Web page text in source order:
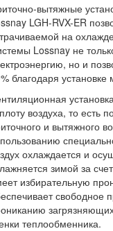
вытяжные
LGH-RVX-ER
на
Lossnay не
но и
благодаря
воздуха, то есть
и вытяжного
охлаждается и
зимой за
избирательную
свободное
теплообменника.